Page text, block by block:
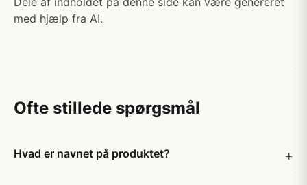
med hjælp fra AI.
Ofte stillede spørgsmål
Hvad er navnet på produktet?